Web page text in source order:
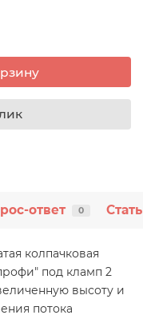
ответ 0
колпачковая
под кламп 2
высоту и
потока